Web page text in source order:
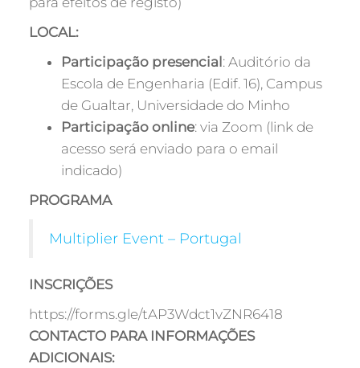
LOCAL:
Participação presencial : Auditório da
Escola de Engenharia (Edif. 16), Campus
de Gualtar, Universidade do Minho
Participação online: via Zoom (link de
acesso será enviado para o email
indicado)
PROGRAMA
Multiplier Event – Portugal
INSCRIÇÕES
https://forms.gle/tAP3Wdct1vZNR6418
CONTACTO PARA INFORMAÇÕES
ADICIONAIS: